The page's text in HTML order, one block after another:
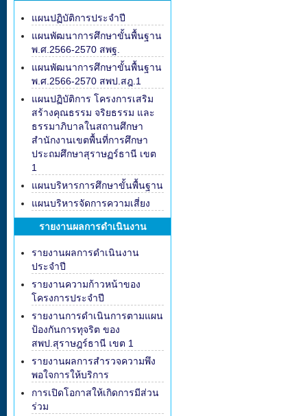
แผนปฏิบัติการประจำปี
แผนพัฒนาการศึกษาขั้นพื้นฐาน
พ.ศ.2566-2570 สพฐ.
แผนพัฒนาการศึกษาขั้นพื้นฐาน
พ.ศ.2566-2570 สพป.สฎ.1
แผนปฏิบัติการ โครงการเสริม
สร้างคุณธรรม จริยธรรม และ
ธรรมาภิบาลในสถานศึกษา
สำนักงานเขตพื้นที่การศึกษา
ประถมศึกษาสุราษฏร์ธานี เขต
1
แผนบริหารการศึกษาขั้นพื้นฐาน
แผนบริหารจัดการความเสี่ยง
รายงานผลการดำเนินงาน
รายงานผลการดำเนินงาน
ประจำปี
รายงานความก้าวหน้าของ
โครงการประจำปี
รายงานการดำเนินการตามแผน
ป้องกันการทุจริต ของ
สพป.สุราษฎร์ธานี เขต 1
รายงานผลการสำรวจความพึง
พอใจการให้บริการ
การเปิดโอกาสให้เกิดการมีส่วน
ร่วม